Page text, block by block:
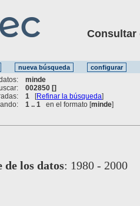
Consultar
minde
002850 []
1 [Refinar la búsqueda]
1 .. 1 en el formato [minde]
de los datos: 1980 - 2000